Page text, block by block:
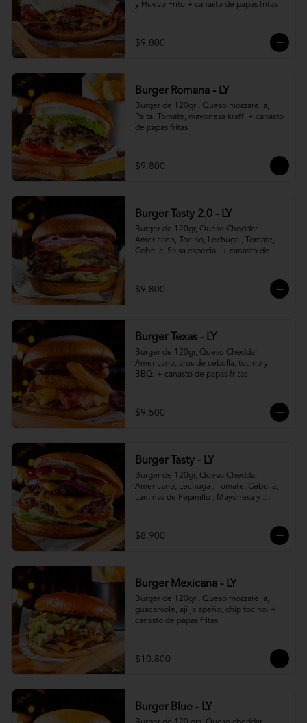
y Huevo Frito + canasto de papas fritas
$9.800
Burger Romana - LY
Burger de 120gr , Queso mozzarella,
Palta, Tomate, mayonesa kraff. + canasto
de papas fritas
$9.800
Burger Tasty 2.0 - LY
Burger de 120gr, Queso Cheddar
Americano, Tocino, Lechuga , Tomate,
Cebolla, Salsa especial. + canasto de
$9.800
Burger Texas - LY
Burger de 120gr, Queso Cheddar
Americano, aros de cebolla, tocino y
BBQ. + canasto de papas fritas
$9.500
Burger Tasty - LY
Burger de 120gr, Queso Cheddar
Americano, Lechuga , Tomate, Cebolla,
Laminas de Pepinillo , Mayonesa y
$8.900
Burger Mexicana - LY
Burger de 120gr , Queso mozzarella,
guacamole, ají jalapeño, chip tocino. +
canasto de papas fritas
$10.800
Burger Blue - LY